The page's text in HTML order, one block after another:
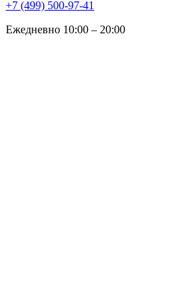
+7 (499) 500-97-41
Ежедневно 10:00 – 20:00